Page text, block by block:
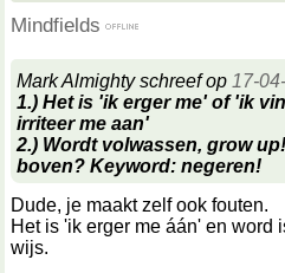
Mindfields
Mark Almighty schreef op 17-
1.) Het is 'ik erger me' of 'ik
irriteer me aan'
2.) Wordt volwassen, grow
boven? Keyword: negeren!
Dude, je maakt zelf ook fouten.
Het is 'ik erger me áán' en word
wijs.